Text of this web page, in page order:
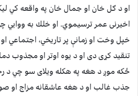
او د ګل خان او جمال خان په واقعه كي
اخيرنى عمر ترسيموي. او خلك به ووايي
خپل وخت او زمانې پر تاريخي، اجتماعي
تنقيد كړى دى او د يوه اوتر او مجذوب
ځكه موږ د هغه په هكله ويلاى سو چي د
جذب غالب او د هغه عاشقانه مزاج او